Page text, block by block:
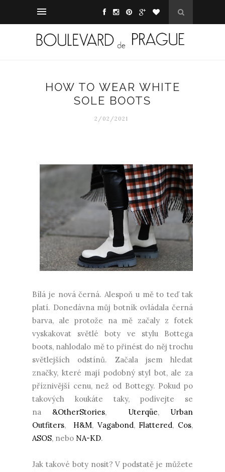
HOW TO WEAR WHITE
SOLE BOOTS
2/02/2021
Bílá je nová černá. Alespoň u mě to teď tak
platí. Donedávna můj botník ovládala černá
barva, ale protože na mě začaly z fotek
vyskakovat světlé boty ve stylu Bottega
boots, nahlodalo mě to přinést do něj trochu
světlejších odstínů. Začala jsem hledat
značky, které mají podobný styl bot, ale za
příznivější cenu, než od Bottegy. Pokud po
takových koukáte taky, podívejte se
na &OtherStories, Uterqüe, Urban
Outfiters, H&M, Vagabond, Flattered, Cos,
ASOS, nebo NA-KD.
Jak takové boty nosit? V podstatě je můžete